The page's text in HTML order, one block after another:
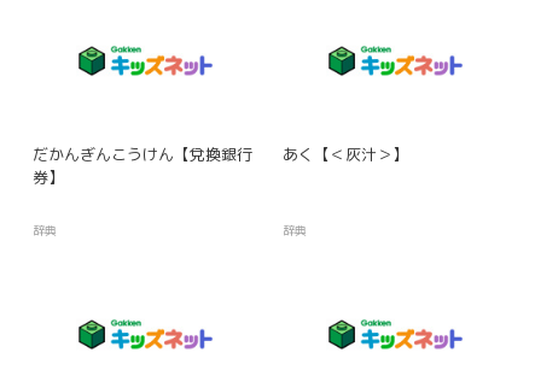
だかんぎんこうけん【兌換銀行
券】
辞典
あく【＜灰汁＞】
辞典